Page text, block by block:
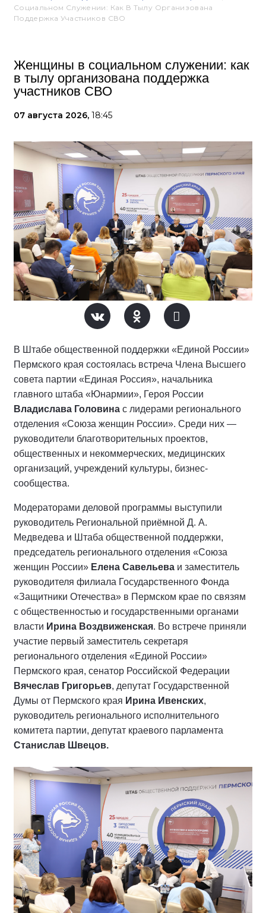
Социальном Служении: Как В Тылу Организована
Поддержка Участников СВО
Женщины в социальном служении: как
в тылу организована поддержка
участников СВО
07 августа 2026, 18:45
В Штабе общественной поддержки «Единой России»
Пермского края состоялась встреча Члена Высшего
совета партии «Единая Россия», начальника
главного штаба «Юнармии», Героя России
Владислава Головина с лидерами регионального
отделения «Союза женщин России». Среди них —
руководители благотворительных проектов,
общественных и некоммерческих, медицинских
организаций, учреждений культуры, бизнес-
сообщества.
Модераторами деловой программы выступили
руководитель Региональной приёмной Д. А.
Медведева и Штаба общественной поддержки,
председатель регионального отделения «Союза
женщин России» Елена Савельева и заместитель
руководителя филиала Государственного Фонда
«Защитники Отечества» в Пермском крае по связям
с общественностью и государственными органами
власти Ирина Воздвиженская. Во встрече приняли
участие первый заместитель секретаря
регионального отделения «Единой России»
Пермского края, сенатор Российской Федерации
Вячеслав Григорьев, депутат Государственной
Думы от Пермского края Ирина Ивенских,
руководитель регионального исполнительного
комитета партии, депутат краевого парламента
Станислав Швецов.